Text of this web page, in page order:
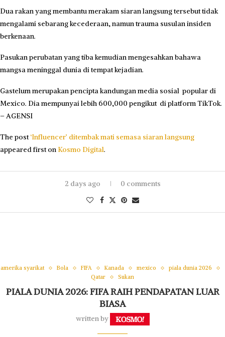
Dua rakan yang membantu merakam siaran langsung tersebut tidak
mengalami sebarang kecederaan, namun trauma susulan insiden
berkenaan.
Pasukan perubatan yang tiba kemudian mengesahkan bahawa
mangsa meninggal dunia di tempat kejadian.
Gastelum merupakan pencipta kandungan media sosial popular di
Mexico. Dia mempunyai lebih 600,000 pengikut di platform TikTok.
– AGENSI
The post‘Influencer’ ditembak mati semasa siaran langsung
appeared first on Kosmo Digital.
2 days ago 0 comments
amerika syarikat Bola FIFA Kanada mexico
piala dunia 2026
Qatar
Sukan
PIALA DUNIA 2026: FIFA RAIH PENDAPATAN LUAR
BIASA
written by